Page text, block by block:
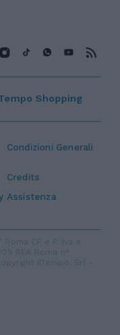
Condizioni Generali
Credits
Assistenza
Shopping